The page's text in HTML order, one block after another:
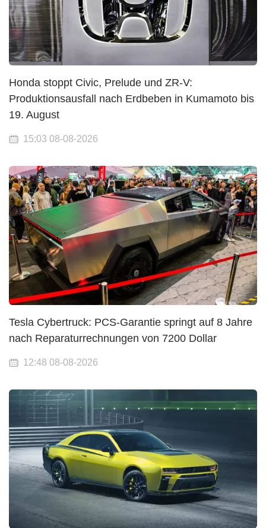
Honda stoppt Civic, Prelude und ZR-V:
Produktionsausfall nach Erdbeben in Kumamoto bis
19. August
15:03 08-08-2026
Tesla Cybertruck: PCS-Garantie springt auf 8 Jahre
nach Reparaturrechnungen von 7200 Dollar
12:48 08-08-2026